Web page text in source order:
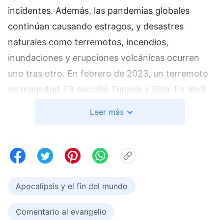
incidentes. Además, las pandemias globales
continúan causando estragos, y desastres
naturales como terremotos, incendios,
inundaciones y erupciones volcánicas ocurren
uno tras otro. En febrero de 2023, un terremoto
de magnitud 7.8 sacudió Turquía y Siria. En abril
año, con una magnitud máxima de 7.6. Además,
frecuencia de fenómenos meteorológicos
lluvias azotaron la India, causando inundaciones
Leer más
Apocalipsis y el fin del mundo
Comentario al evangelio